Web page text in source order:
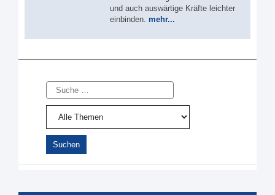
und auch auswärtige Kräfte leichter
einbinden. mehr...
Suche